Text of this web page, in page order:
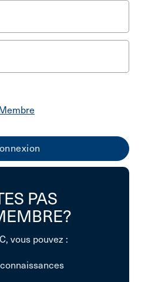
PAS
vous pouvez :